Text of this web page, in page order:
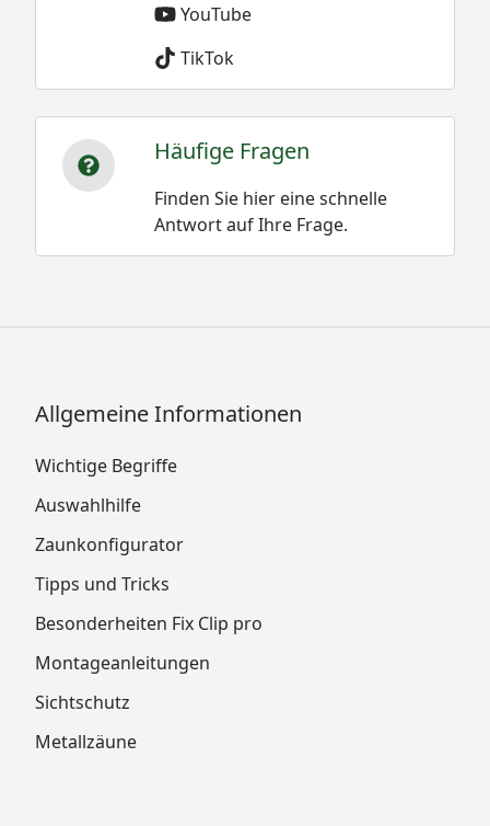
YouTube
TikTok
Häufige Fragen
Finden Sie hier eine schnelle
Antwort auf Ihre Frage.
Allgemeine Informationen
Wichtige Begriffe
Auswahlhilfe
Zaunkonfigurator
Tipps und Tricks
Besonderheiten Fix Clip pro
Montageanleitungen
Sichtschutz
Metallzäune